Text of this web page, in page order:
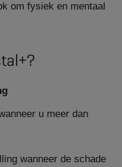
om fysiek en mentaal
u meer dan
wanneer de schade